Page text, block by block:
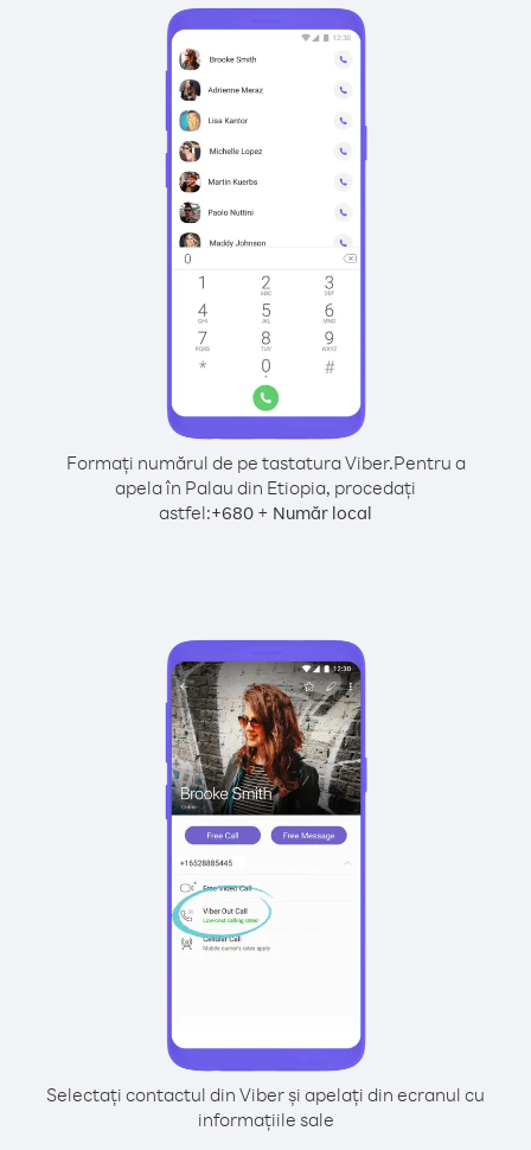
Formați numărul de pe tastatura Viber.Pentru a
apela în Palau din Etiopia, procedați
astfel:+680 + Număr local
Selectați contactul din Viber și apelați din ecranul cu
informațiile sale